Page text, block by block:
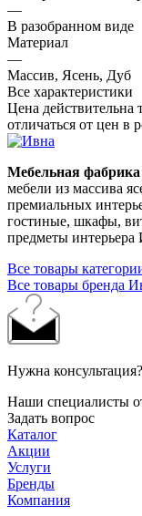
—
В разобранном виде
Материал
—
Массив, Ясень, Дуб
Все характеристики
Цена действительна
отличаться от цен в
Мебельная
мебели из массива
премиальных
гостиные, шкафы,
предметы интерьера
Все товары
Все товары бренда
Нужна консультация?
Наши специалисты
Задать вопрос
Каталог
Акции
Услуги
Бренды
Компания